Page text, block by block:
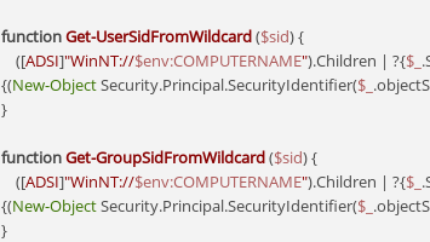
functionGet-UserSidFromWildcard($sid) {
    ([
ADSI]"WinNT://$env:COMPUTERNAME").Children | ?{$_
{(New-Object Security.Principal.SecurityIdentifier($_
}
functionGet-GroupSidFromWildcard($sid) {
    ([
ADSI]"WinNT://$env:COMPUTERNAME").Children | ?{$_
{(New-Object Security.Principal.SecurityIdentifier($_
}